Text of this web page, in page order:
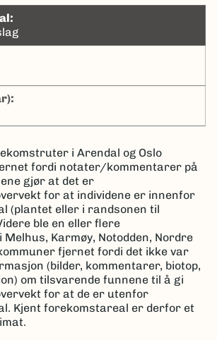
i Arendal og Oslo
fordi notater/kommentarer på
gjør at det er
for at individene er innenfor
(plantet eller i randsonen til
ble en eller flere
Karmøy, Notodden, Nordre
fjernet fordi det ikke var
(bilder, kommentarer, biotop,
om tilsvarende funnene til å gi
for at de er utenfor
Kjent forekomstareal er derfor et